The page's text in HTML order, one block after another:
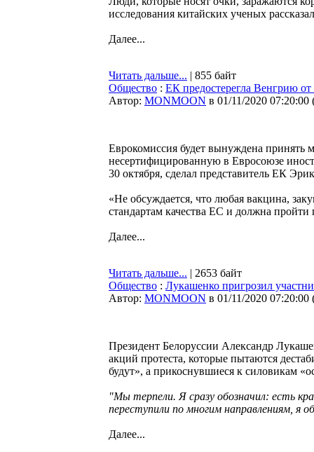
исследования китайских ученых
Далее...
Читать дальше... | 855 байт
Общество : ЕК предостерегла Венгрию
Автор: MONMOON в 01/11/2020 07:20:00
Еврокомиссия будет вынуждена принять
несертифицированную в Евросоюзе
30 октября, сделал представитель ЕК
«Не обсуждается, что любая вакцина,
стандартам качества ЕС и должна
Далее...
Читать дальше... | 2653 байт
Общество : Лукашенко пригрозил
Автор: MONMOON в 01/11/2020 07:20:00
Президент Белоруссии Александр
акций протеста, которые пытаются
будут», а прикоснувшиеся к силовикам
"Мы терпели. Я сразу обозначил: есть
переступили по многим направлениям, я
Далее...